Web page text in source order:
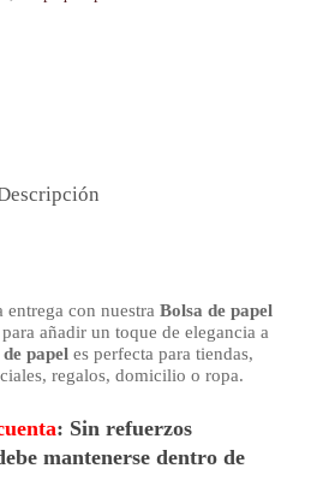
entrega con nuestra Bolsa de papel
añadir un toque de elegancia a
papeles perfecta para tiendas,
regalos, domicilio o ropa.
: Sin refuerzos
mantenerse dentro de